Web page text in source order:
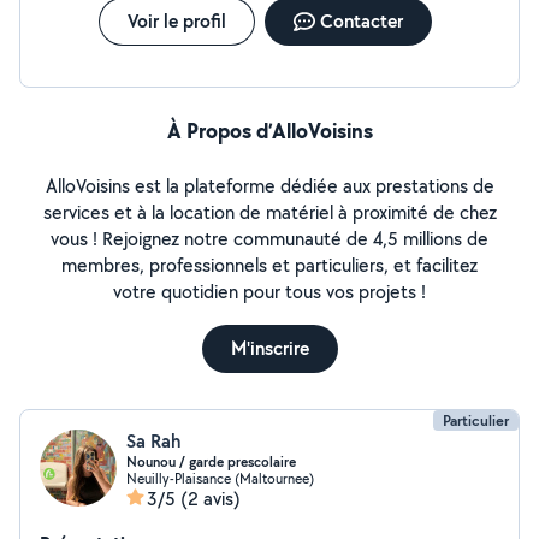
Voir le profil Contacter
À Propos d’AlloVoisins
AlloVoisins est la plateforme dédiée aux prestations de
services et à la location de matériel à proximité de chez
vous ! Rejoignez notre communauté de 4,5 millions de
membres, professionnels et particuliers, et facilitez
votre quotidien pour tous vos projets !
M'inscrire
Particulier
Sa Rah
Nounou / garde prescolaire
Neuilly-Plaisance (Maltournee)
3/5 (2 avis)